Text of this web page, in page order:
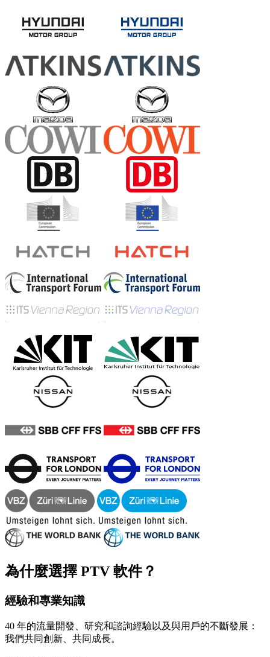
為什麼選擇 PTV 軟件？
經驗和專業知識
40 年的流量開發、研究和諮詢經驗以及與用戶的不斷發展：
我們共同創新、共同成長。